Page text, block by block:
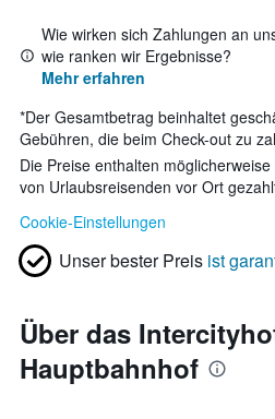
Wie wirken sich Zahlungen an
wie ranken wir Ergebnisse?
Mehr erfahren
*Der Gesamtbetrag beinhaltet
Gebühren, die beim Check-out zu
Die Preise enthalten
von Urlaubsreisenden vor Ort
Cookie-Einstellungen
Unser bester Preis ist
Über das
Hauptbahnhof